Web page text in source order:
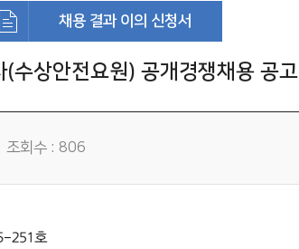
채용 결과 이의 신청서
상안전요원) 공개경쟁채용 공고
조회수 : 806